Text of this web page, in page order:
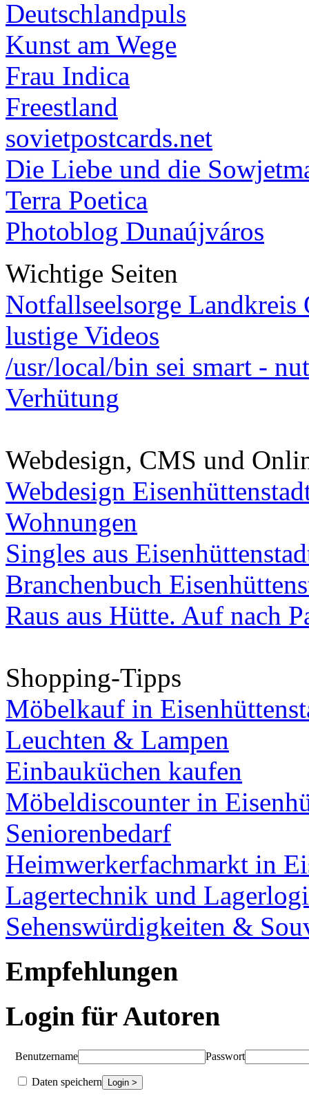
Deutschlandpuls
Kunst am Wege
Frau Indica
Freestland
sovietpostcards.net
Die Liebe und die
Terra Poetica
Photoblog Dunaújváros
Wichtige Seiten
Notfallseelsorge Landkreis
lustige Videos
/usr/local/bin sei smart -
Verhütung
Webdesign, CMS und
Webdesign
Wohnungen
Singles aus
Branchenbuch
Raus aus Hütte. Auf nach
Shopping-Tipps
Möbelkauf in
Leuchten & Lampen
Einbauküchen kaufen
Möbeldiscounter in
Seniorenbedarf
Heimwerkerfachmarkt in
Lagertechnik und
Sehenswürdigkeiten &
Empfehlungen
Login für Autoren
Benutzername Passwort
Daten speichern